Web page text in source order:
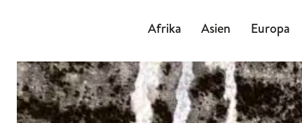
Afrika Asien Europa